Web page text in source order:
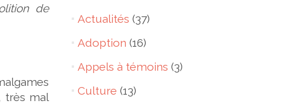
de
très mal
Actualités (37)
Adoption (16)
Appels à témoins (3)
Culture (13)